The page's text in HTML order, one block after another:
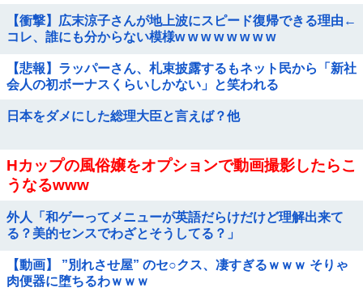
【衝撃】広末涼子さんが地上波にスピード復帰できる理由←
コレ、誰にも分からない模様w w w w w w w w
【悲報】ラッパーさん、札束披露するもネット民から「新社
会人の初ボーナスくらいしかない」と笑われる
日本をダメにした総理大臣と言えば？他
Hカップの風俗嬢をオプションで動画撮影したらこ
うなるwww
外人「和ゲーってメニューが英語だらけだけど理解出来て
る？美的センスでわざとそうしてる？」
【動画】 ”別れさせ屋” のセ○クス、凄すぎるｗｗｗ そりゃ
肉便器に堕ちるわｗｗｗ